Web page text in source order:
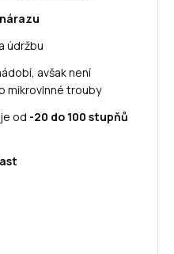
údržbu
avšak není
mikrovlnné trouby
od -20 do 100 stupňů